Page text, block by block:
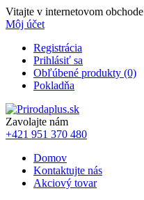
Vitajte v internetovom obchode
Môj účet
Registrácia
Prihlásiť sa
Obľúbené produkty (0)
Pokladňa
Zavolajte nám
+421 951 370 480
Domov
Kontaktujte nás
Akciový tovar